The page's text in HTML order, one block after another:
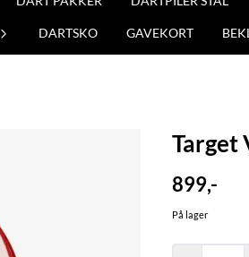
DARTSKO GAVEKORT
Target
899,-
På lager